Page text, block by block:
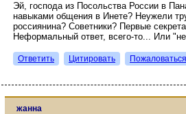
Эй, господа из Посольства России в
навыками общения в Инете? Неужели
россиянина? Советники? Первые
Неформальный ответ, всего-то... Или
Ответить Цитировать Пожаловаться
жанна